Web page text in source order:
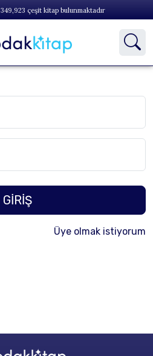
349,923 çeşit kitap bulunmaktadır
GİRİŞ
Üye olmak istiyorum